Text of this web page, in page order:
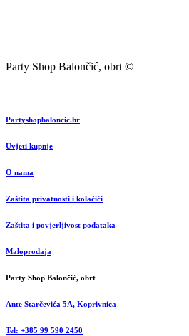
Party Shop Balončić, obrt ©
Partyshopbaloncic.hr
Uvjeti kupnje
O nama
Zaštita privatnosti i kolačići
Zaštita i povjerljivost podataka
Maloprodaja
Party Shop Balončić, obrt
Ante Starčevića 5A, Koprivnica
Tel: +385 99 590 2450